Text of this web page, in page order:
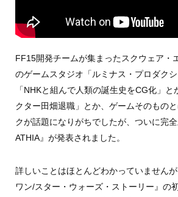
FF15開発チームが集まったスクウェア・
のゲームスタジオ「ルミナス・プロダク
「NHKと組んで人類の誕生史をCG化」
クター田畑退職」とか、ゲームそのもの
クが話題になりがちでしたが、ついに完
ATHIA』が発表されました。
詳しいことはほとんどわかっていません
ワン/スター・ウォーズ・ストーリー』の